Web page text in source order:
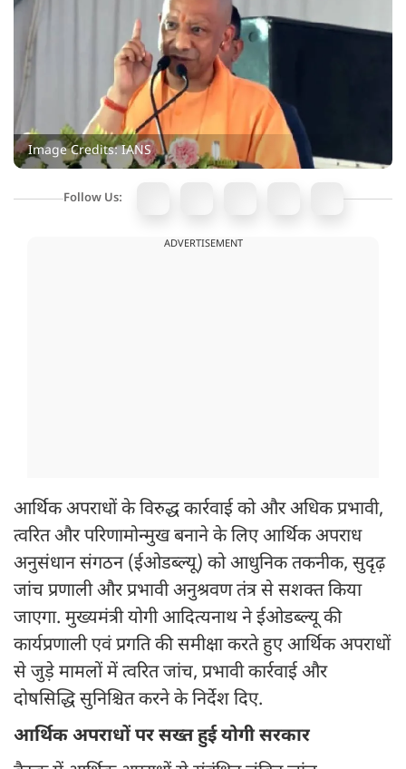
Image Credits: IANS
Follow Us:
ADVERTISEMENT
आर्थिक अपराधों के विरुद्ध कार्रवाई को और अधिक प्रभावी,
त्वरित और परिणामोन्मुख बनाने के लिए आर्थिक अपराध
अनुसंधान संगठन (ईओडब्ल्यू) को आधुनिक तकनीक, सुदृढ़
जांच प्रणाली और प्रभावी अनुश्रवण तंत्र से सशक्त किया
जाएगा. मुख्यमंत्री योगी आदित्यनाथ ने ईओडब्ल्यू की
कार्यप्रणाली एवं प्रगति की समीक्षा करते हुए आर्थिक अपराधों
से जुड़े मामलों में त्वरित जांच, प्रभावी कार्रवाई और
दोषसिद्धि सुनिश्चित करने के निर्देश दिए.
आर्थिक अपराधों पर सख्त हुई योगी सरकार